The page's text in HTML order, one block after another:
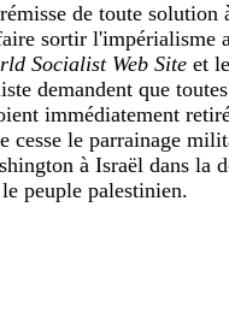
de toute solution
sortir l'impérialisme
Socialist Web Site et
demandent que
immédiatement
cesse le parrainage
à Israël dans la
peuple palestinien.